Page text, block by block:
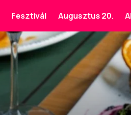
Fesztivál Augusztus 20.